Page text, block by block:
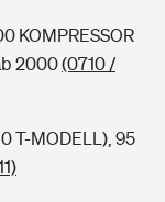
KOMPRESSOR
2000(0710 /
T-MODELL), 95